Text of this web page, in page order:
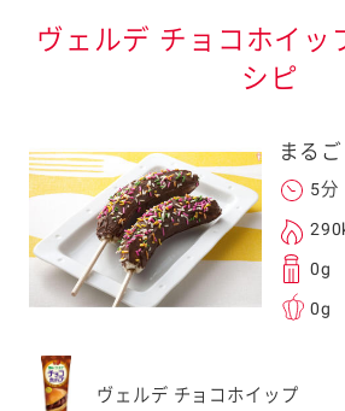
ヴェルデ チョコホイッ
シピ
まる
5分
0g
0g
ヴェルデ チョコホイップ